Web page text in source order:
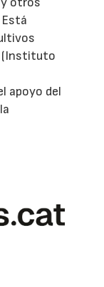
(Instituto
apoyo del